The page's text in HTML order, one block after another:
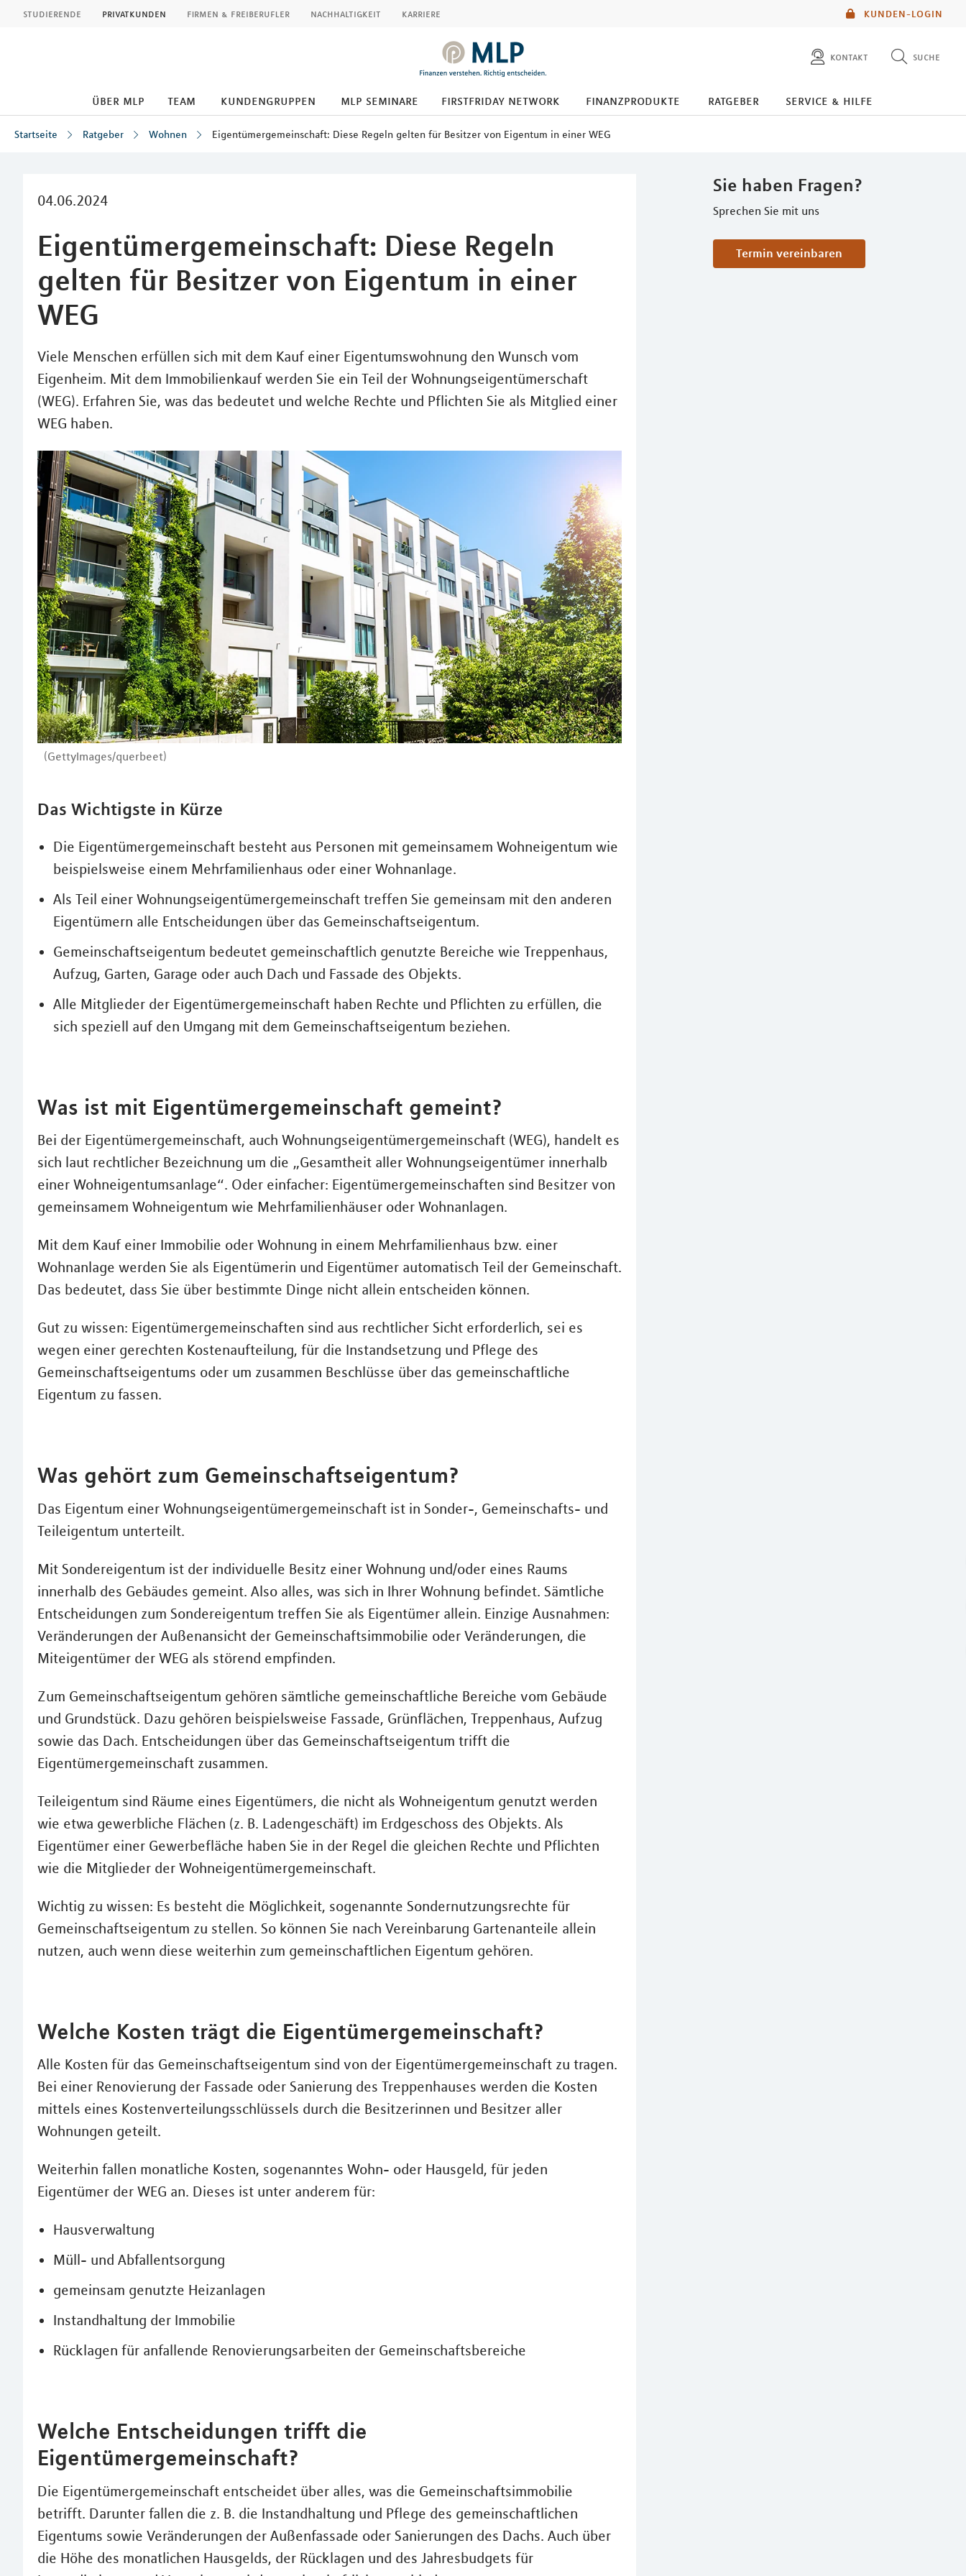
KUNDEN-LOGIN
studierende privatkunden firmen & freiberufler nachhaltigkeit karriere
kontakt suche
diese website durchsuchen
über mlp team kundengruppen mlp seminare firstfriday network finanzprodukte ratgeber service & hilfe
Startseite Ratgeber Wohnen Eigentümergemeinschaft: Diese Regeln gelten für Besitzer von Eigentum in einer WEG
04.06.2024
Eigentümergemeinschaft: Diese Regeln
gelten für Besitzer von Eigentum in einer
WEG
Viele Menschen erfüllen sich mit dem Kauf einer Eigentumswohnung den Wunsch vom
Eigenheim. Mit dem Immobilienkauf werden Sie ein Teil der Wohnungseigentümerschaft
(WEG). Erfahren Sie, was das bedeutet und welche Rechte und Pflichten Sie als Mitglied einer
WEG haben.
(GettyImages/querbeet)
Sie haben Fragen?
Sprechen Sie mit uns
Termin vereinbaren
Das Wichtigste in Kürze
Die Eigentümergemeinschaft besteht aus Personen mit gemeinsamem Wohneigentum wie
beispielsweise einem Mehrfamilienhaus oder einer Wohnanlage.
Als Teil einer Wohnungseigentümergemeinschaft treffen Sie gemeinsam mit den anderen
Eigentümern alle Entscheidungen über das Gemeinschaftseigentum.
Gemeinschaftseigentum bedeutet gemeinschaftlich genutzte Bereiche wie Treppenhaus,
Aufzug, Garten, Garage oder auch Dach und Fassade des Objekts.
Alle Mitglieder der Eigentümergemeinschaft haben Rechte und Pflichten zu erfüllen, die
sich speziell auf den Umgang mit dem Gemeinschaftseigentum beziehen.
Was ist mit Eigentümergemeinschaft gemeint?
Bei der Eigentümergemeinschaft, auch Wohnungseigentümergemeinschaft (WEG), handelt es
sich laut rechtlicher Bezeichnung um die „Gesamtheit aller Wohnungseigentümer innerhalb
einer Wohneigentumsanlage“. Oder einfacher: Eigentümergemeinschaften sind Besitzer von
gemeinsamem Wohneigentum wie Mehrfamilienhäuser oder Wohnanlagen.
Mit dem Kauf einer Immobilie oder Wohnung in einem Mehrfamilienhaus bzw. einer
Wohnanlage werden Sie als Eigentümerin und Eigentümer automatisch Teil der Gemeinschaft.
Das bedeutet, dass Sie über bestimmte Dinge nicht allein entscheiden können.
Gut zu wissen: Eigentümergemeinschaften sind aus rechtlicher Sicht erforderlich, sei es
wegen einer gerechten Kostenaufteilung, für die Instandsetzung und Pflege des
Gemeinschaftseigentums oder um zusammen Beschlüsse über das gemeinschaftliche
Eigentum zu fassen.
Was gehört zum Gemeinschaftseigentum?
Das Eigentum einer Wohnungseigentümergemeinschaft ist in Sonder-, Gemeinschafts- und
Teileigentum unterteilt.
Mit Sondereigentum ist der individuelle Besitz einer Wohnung und/oder eines Raums
innerhalb des Gebäudes gemeint. Also alles, was sich in Ihrer Wohnung befindet. Sämtliche
Entscheidungen zum Sondereigentum treffen Sie als Eigentümer allein. Einzige Ausnahmen:
Veränderungen der Außenansicht der Gemeinschaftsimmobilie oder Veränderungen, die
Miteigentümer der WEG als störend empfinden.
Zum Gemeinschaftseigentum gehören sämtliche gemeinschaftliche Bereiche vom Gebäude
und Grundstück. Dazu gehören beispielsweise Fassade, Grünflächen, Treppenhaus, Aufzug
sowie das Dach. Entscheidungen über das Gemeinschaftseigentum trifft die
Eigentümergemeinschaft zusammen.
Teileigentum sind Räume eines Eigentümers, die nicht als Wohneigentum genutzt werden
wie etwa gewerbliche Flächen (z. B. Ladengeschäft) im Erdgeschoss des Objekts. Als
Eigentümer einer Gewerbefläche haben Sie in der Regel die gleichen Rechte und Pflichten
wie die Mitglieder der Wohneigentümergemeinschaft.
Wichtig zu wissen: Es besteht die Möglichkeit, sogenannte Sondernutzungsrechte für
Gemeinschaftseigentum zu stellen. So können Sie nach Vereinbarung Gartenanteile allein
nutzen, auch wenn diese weiterhin zum gemeinschaftlichen Eigentum gehören.
Welche Kosten trägt die Eigentümergemeinschaft?
Alle Kosten für das Gemeinschaftseigentum sind von der Eigentümergemeinschaft zu tragen.
Bei einer Renovierung der Fassade oder Sanierung des Treppenhauses werden die Kosten
mittels eines Kostenverteilungsschlüssels durch die Besitzerinnen und Besitzer aller
Wohnungen geteilt.
Weiterhin fallen monatliche Kosten, sogenanntes Wohn- oder Hausgeld, für jeden
Eigentümer der WEG an. Dieses ist unter anderem für:
Hausverwaltung
Müll- und Abfallentsorgung
gemeinsam genutzte Heizanlagen
Instandhaltung der Immobilie
Rücklagen für anfallende Renovierungsarbeiten der Gemeinschaftsbereiche
Welche Entscheidungen trifft die
Eigentümergemeinschaft?
Die Eigentümergemeinschaft entscheidet über alles, was die Gemeinschaftsimmobilie
betrifft. Darunter fallen die z. B. die Instandhaltung und Pflege des gemeinschaftlichen
Eigentums sowie Veränderungen der Außenfassade oder Sanierungen des Dachs. Auch über
die Höhe des monatlichen Hausgelds, der Rücklagen und des Jahresbudgets für